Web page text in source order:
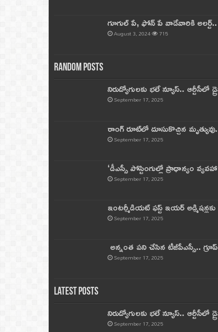
గూగుల్ పే, ఫోన్ పే వాడేవారికి
August 3, 2024 715
Random Posts
నిరుద్యోగులకు భలే న్యూస్.. ఆర్టీసీలో
September 17, 2025
రాంగ్ రూట్‌లో దూసుకొచ్చిన
September 17, 2025
‘డీఎస్సీ పోస్టింగుల్లో ప్రాధాన్యం
September 17, 2025
ఇంటర్మీడియట్ ఫస్ట్‌ ఇయర్‌
September 17, 2025
అన్నంత పని చేసిన టీజీపీఎస్సీ..
September 17, 2025
Latest Posts
నిరుద్యోగులకు భలే న్యూస్.. ఆర్టీసీలో
September 17, 2025